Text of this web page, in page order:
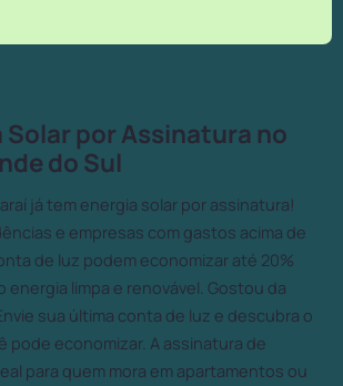
Solar por Assinatura no
do Sul
já tem energia solar por assinatura!
e empresas com gastos acima de
de luz podem economizar até 20%
energia limpa e renovável. Gostou da
sua última conta de luz e descubra o
pode economizar. A assinatura de
para quem mora em apartamentos ou